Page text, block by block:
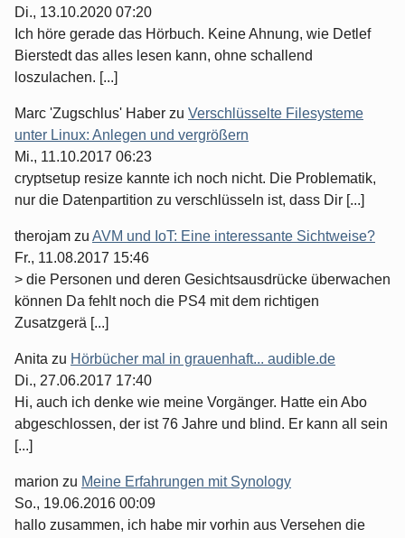
Di., 13.10.2020 07:20
Ich höre gerade das Hörbuch. Keine Ahnung, wie Detlef
Bierstedt das alles lesen kann, ohne schallend
loszulachen. [...]
Marc 'Zugschlus' Haber zu Verschlüsselte Filesysteme
unter Linux: Anlegen und vergrößern
Mi., 11.10.2017 06:23
cryptsetup resize kannte ich noch nicht. Die Problematik,
nur die Datenpartition zu verschlüsseln ist, dass Dir [...]
therojam zu AVM und IoT: Eine interessante Sichtweise?
Fr., 11.08.2017 15:46
> die Personen und deren Gesichtsausdrücke überwachen
können Da fehlt noch die PS4 mit dem richtigen
Zusatzgerä [...]
Anita zu Hörbücher mal in grauenhaft... audible.de
Di., 27.06.2017 17:40
Hi, auch ich denke wie meine Vorgänger. Hatte ein Abo
abgeschlossen, der ist 76 Jahre und blind. Er kann all sein
[...]
marion zu Meine Erfahrungen mit Synology
So., 19.06.2016 00:09
hallo zusammen, ich habe mir vorhin aus Versehen die